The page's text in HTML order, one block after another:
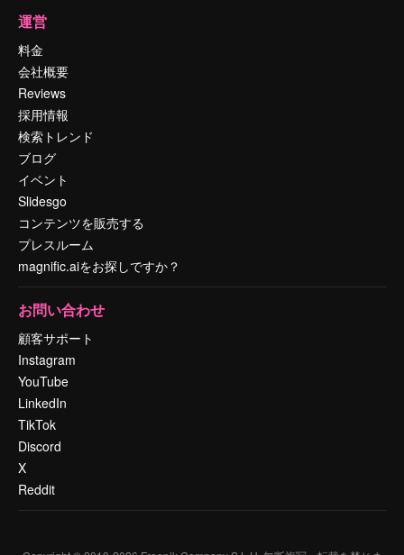
運営
料金
会社概要
Reviews
採用情報
検索トレンド
ブログ
イベント
Slidesgo
コンテンツを販売する
プレスルーム
magnific.aiをお探しですか？
お問い合わせ
顧客サポート
Instagram
YouTube
LinkedIn
TikTok
Discord
X
Reddit